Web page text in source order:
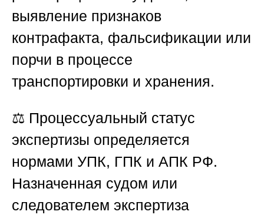
выявление признаков
контрафакта, фальсификации или
порчи в процессе
транспортировки и хранения.
⚖️ Процессуальный статус
экспертизы определяется
нормами УПК, ГПК и АПК РФ.
Назначенная судом или
следователем экспертиза